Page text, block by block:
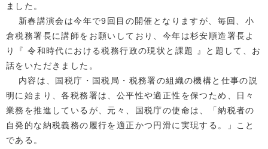
ました。
新春講演会は今年で9回目の開催となりますが、毎回、小
倉税務署長に講師をお願いしており、今年は杉安順造署長よ
り『 令和時代における税務行政の現状と課題 』と題して、お
話をいただきました。
内容は、国税庁・国税局・税務署の組織の機構と仕事の説
明に始まり、各税務署は、公平性や適正性を保つため、日々
業務を推進しているが、元々、国税庁の使命は、「納税者の
自発的な納税義務の履行を適正かつ円滑に実現する。」こと
である。